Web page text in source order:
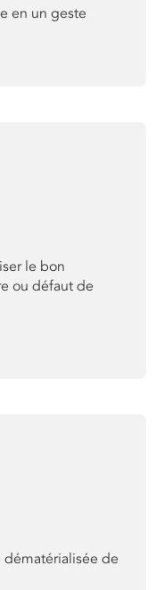
en un geste
le bon
ou défaut de
de